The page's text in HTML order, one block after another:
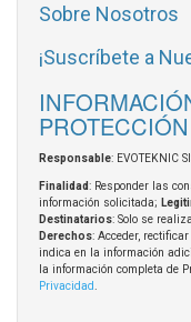
Sobre Nosotros
¡Suscríbete a
Responsable: EVOTEKNIC
Finalidad: Responder las
información solicitada;
Destinatarios: Solo se
Derechos: Acceder,
indica en la información
la información completa de
Privacidad